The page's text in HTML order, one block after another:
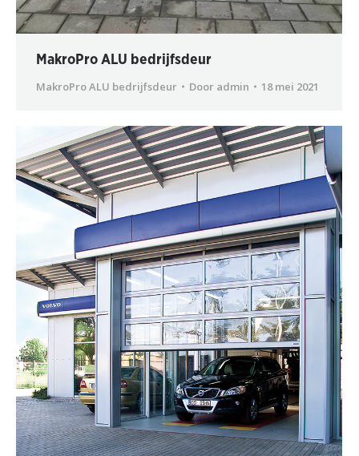
MakroPro ALU bedrijfsdeur
MakroPro ALU bedrijfsdeur
Door admin 18 mei 2021